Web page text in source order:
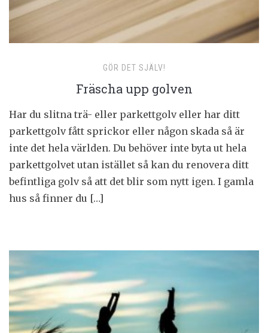
GÖR DET SJÄLV!
Fräscha upp golven
Har du slitna trä- eller parkettgolv eller har ditt
parkettgolv fått sprickor eller någon skada så är
inte det hela världen. Du behöver inte byta ut hela
parkettgolvet utan istället så kan du renovera ditt
befintliga golv så att det blir som nytt igen. I gamla
hus så finner du […]